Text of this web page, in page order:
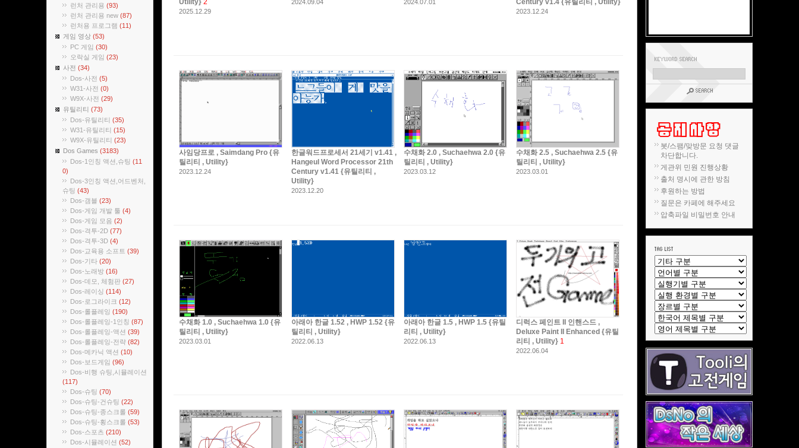
런처 관리용 (93)
런처 관리용 new (87)
런처용 프로그램 (11)
게임 영상 (53)
PC 게임 (30)
오락실 게임 (23)
사전 (34)
Dos-사전 (5)
W31-사전 (0)
W9X-사전 (29)
유틸리티 (73)
Dos-유틸리티 (35)
W31-유틸리티 (15)
W9X-유틸리티 (23)
Dos Games (3183)
Dos-1인칭 액션,슈팅 (11
0)
Dos-3인칭 액션,어드벤처,
슈팅 (43)
Dos-갬블 (23)
Dos-게임 개발 툴 (4)
Dos-게임 모음 (2)
Dos-격투-2D (77)
Dos-격투-3D (4)
Dos-교육용 소프트 (39)
Dos-기타 (20)
Dos-노래방 (16)
Dos-데모, 체험판 (27)
Dos-레이싱 (114)
Dos-로그라이크 (12)
Dos-롤플레잉 (190)
Dos-롤플레잉-1인칭 (87)
Dos-롤플레잉-액션 (39)
Dos-롤플레잉-전략 (82)
Dos-메카닉 액션 (10)
Dos-보드게임 (96)
Dos-비행 슈팅,시뮬레이션
(117)
Dos-슈팅 (70)
Dos-슈팅-건슈팅 (22)
Dos-슈팅-종스크롤 (59)
Dos-슈팅-횡스크롤 (53)
Dos-스포츠 (210)
Dos-시뮬레이션 (52)
봇/스팸/맞방문 요청 댓글
차단합니다.
게관위 민원 진행상황
출처 명시에 관한 방침
후원하는 방법
질문은 카페에 해주세요
압축파일 비밀번호 안내
Utility} 2
2025.12.29
2024.09.04 2024.07.01
Century v1.4 {유틸리티 , Utility}
2023.12.24
사임당프로 , Saimdang Pro {유
틸리티 , Utility}
2023.12.24
한글워드프로세서 21세기 v1.41 ,
Hangeul Word Processor 21th
Century v1.41 {유틸리티 ,
Utility}
2023.12.20
수채화 2.0 , Suchaehwa 2.0 {유
틸리티 , Utility}
2023.03.12
수채화 2.5 , Suchaehwa 2.5 {유
틸리티 , Utility}
2023.03.01
수채화 1.0 , Suchaehwa 1.0 {유
틸리티 , Utility}
2023.03.01
아래아 한글 1.52 , HWP 1.52 {유
틸리티 , Utility}
2022.06.13
아래아 한글 1.5 , HWP 1.5 {유틸
리티 , Utility}
2022.06.13
디럭스 페인트 II 인핸스드 ,
Deluxe Paint II Enhanced {유틸
리티 , Utility} 1
2022.06.04